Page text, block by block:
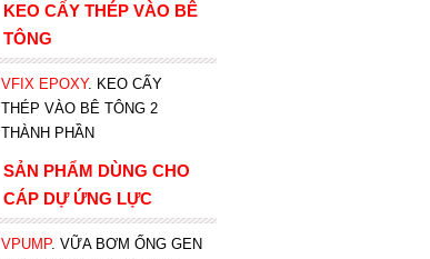
KEO CẤY THÉP VÀO BÊ
TÔNG
VFIX EPOXY. KEO CẤY
THÉP VÀO BÊ TÔNG 2
THÀNH PHẦN
SẢN PHẨM DÙNG CHO
CÁP DỰ ỨNG LỰC
VPUMP. VỮA BƠM ỐNG GEN